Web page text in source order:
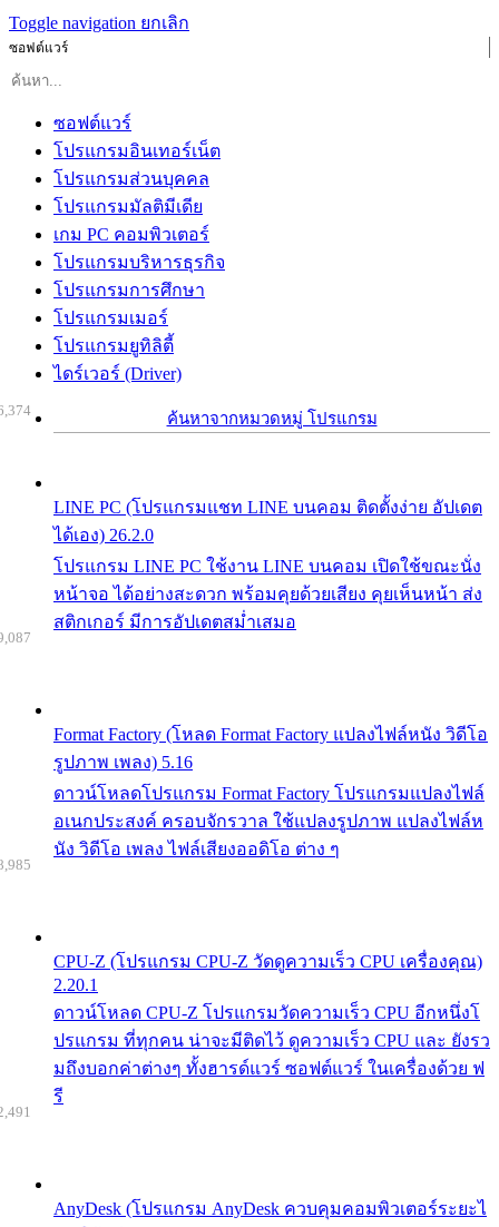
Toggle navigation ยกเลิก
ซอฟต์แวร์
ซอฟต์แวร์
โปรแกรมอินเทอร์เน็ต
โปรแกรมส่วนบุคคล
โปรแกรมมัลติมีเดีย
เกม PC คอมพิวเตอร์
โปรแกรมบริหารธุรกิจ
โปรแกรมการศึกษา
โปรแกรมเมอร์
โปรแกรมยูทิลิตี้
ไดร์เวอร์ (Driver)
ค้นหาจากหมวดหมู่ โปรแกรม
LINE PC (โปรแกรมแชท LINE บนคอม ติดตั้งง่าย อัปเดต
ได้เอง) 26.2.0
โปรแกรม LINE PC ใช้งาน LINE บนคอม เปิดใช้ขณะนั่ง
หน้าจอ ได้อย่างสะดวก พร้อมคุยด้วยเสียง คุยเห็นหน้า ส่ง
สติกเกอร์ มีการอัปเดตสม่ำเสมอ
Format Factory (โหลด Format Factory แปลงไฟล์หนัง วิดีโอ
รูปภาพ เพลง) 5.16
ดาวน์โหลดโปรแกรม Format Factory โปรแกรมแปลงไฟล์
อเนกประสงค์ ครอบจักรวาล ใช้แปลงรูปภาพ แปลงไฟล์ห
นัง วิดีโอ เพลง ไฟล์เสียงออดิโอ ต่าง ๆ
CPU-Z (โปรแกรม CPU-Z วัดดูความเร็ว CPU เครื่องคุณ)
2.20.1
ดาวน์โหลด CPU-Z โปรแกรมวัดความเร็ว CPU อีกหนึ่งโ
ปรแกรม ที่ทุกคน น่าจะมีติดไว้ ดูความเร็ว CPU และ ยังรว
มถึงบอกค่าต่างๆ ทั้งฮารด์แวร์ ซอฟต์แวร์ ในเครื่องด้วย ฟ
รี
AnyDesk (โปรแกรม AnyDesk ควบคุมคอมพิวเตอร์ระยะไ